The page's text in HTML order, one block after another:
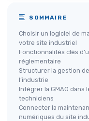
SOMMAIRE
Choisir un logiciel de
votre site industriel
Fonctionnalités clés
réglementaire
Structurer la gestion
l’industrie
Intégrer la GMAO
techniciens
Connecter la
numériques du site